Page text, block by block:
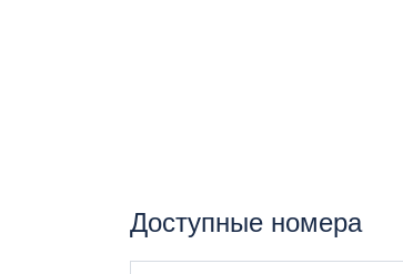
Доступные номера